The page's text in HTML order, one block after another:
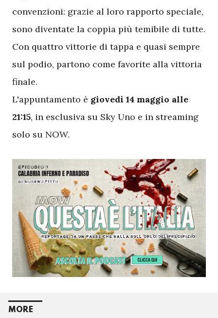
convenzioni: grazie al loro rapporto speciale,
sono diventate la coppia più temibile di tutte.
Con quattro vittorie di tappa e quasi sempre
sul podio, partono come favorite alla vittoria
finale.
L'appuntamento è giovedì 14 maggio alle
21:15, in esclusiva su Sky Uno e in streaming
solo su NOW.
MORE